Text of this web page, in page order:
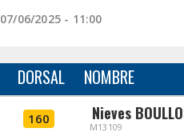
07/06/2025 - 11:00
DORSAL NOMBRE
160 Nieves
M13109